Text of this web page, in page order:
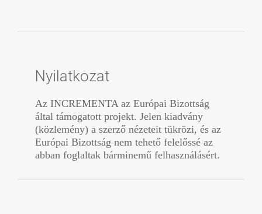
Nyilatkozat
Az INCREMENTA az Európai Bizottság
által támogatott projekt. Jelen kiadvány
(közlemény) a szerző nézeteit tükrözi, és az
Európai Bizottság nem tehető felelőssé az
abban foglaltak bárminemű felhasználásért.